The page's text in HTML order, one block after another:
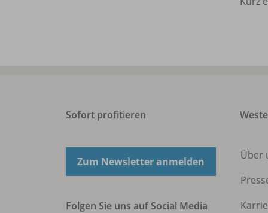
Sofort profitieren
Zum Newsletter anmelden
Folgen Sie uns auf Social Media
Über